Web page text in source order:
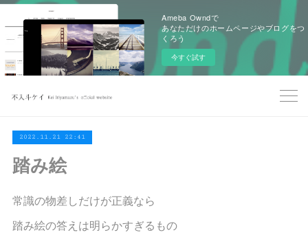
Ameba Owndで
あなただけのホームページやブログをつ
くろう
今すぐ試す
2022.11.21 22:41
踏み絵
常識の物差しだけが正義なら
踏み絵の答えは明らかすぎるもの